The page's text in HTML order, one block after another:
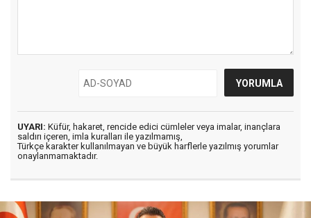
UYARI: Küfür, hakaret, rencide edici cümleler veya imalar, inançlara
saldırı içeren, imla kuralları ile yazılmamış,
Türkçe karakter kullanılmayan ve büyük harflerle yazılmış yorumlar
onaylanmamaktadır.